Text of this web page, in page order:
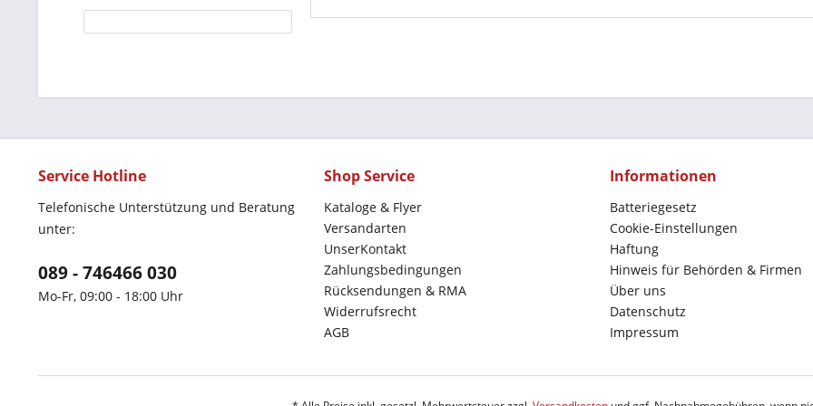
Service Hotline
Telefonische Unterstützung und Beratung
unter:
089 - 746466 030
Mo-Fr, 09:00 - 18:00 Uhr
Shop Service
Kataloge & Flyer
Versandarten
UnserKontakt
Zahlungsbedingungen
Rücksendungen & RMA
Widerrufsrecht
AGB
Informationen
Batteriegesetz
Cookie-Einstellungen
Haftung
Hinweis für Behörden & Firmen
Über uns
Datenschutz
Impressum